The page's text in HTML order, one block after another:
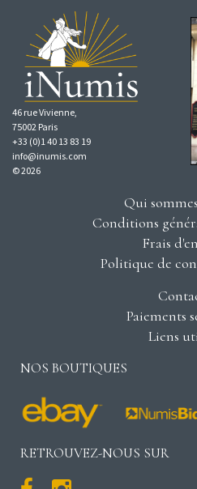
46 rue Vivienne,
75002 Paris
+33 (0)1 40 13 83 19
info@inumis.com
© 2026
Qui
Conditions
Frais
Politique de
Paiements
Liens
NOS BOUTIQUES
RETROUVEZ-NOUS SUR